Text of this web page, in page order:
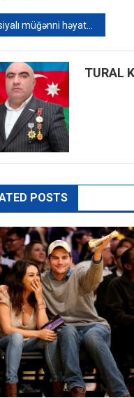
həyat yoldaşına intim mallar mağazası hədiyyə etdi
TURAL
POSTS